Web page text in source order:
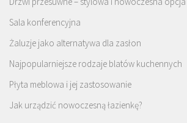
Sala konferencyjna
Żaluzje jako alternatywa dla zasłon
Najpopularniejsze rodzaje blatów kuchennych
Płyta meblowa i jej zastosowanie
Jak urządzić nowoczesną łazienkę?